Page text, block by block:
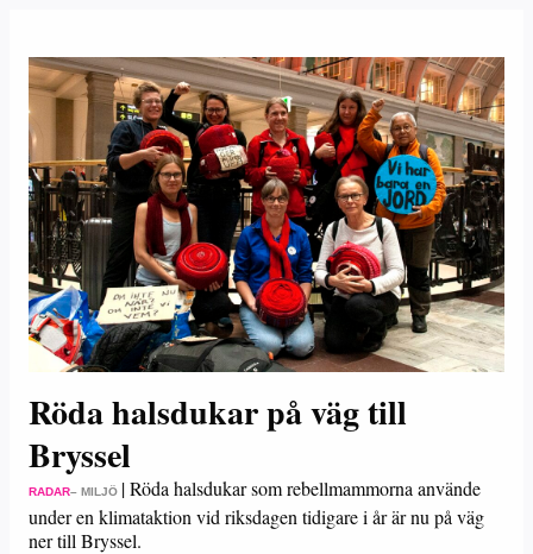
Röda halsdukar på väg till
Bryssel
RADAR– MILJÖ |Röda halsdukar som rebellmammorna använde
under en klimataktion vid riksdagen tidigare i år är nu på väg
ner till Bryssel.